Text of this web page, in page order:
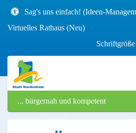
Sag's uns einfach! (Ideen-
Virtuelles Rathaus (Neu)
... bürgernah und kompetent